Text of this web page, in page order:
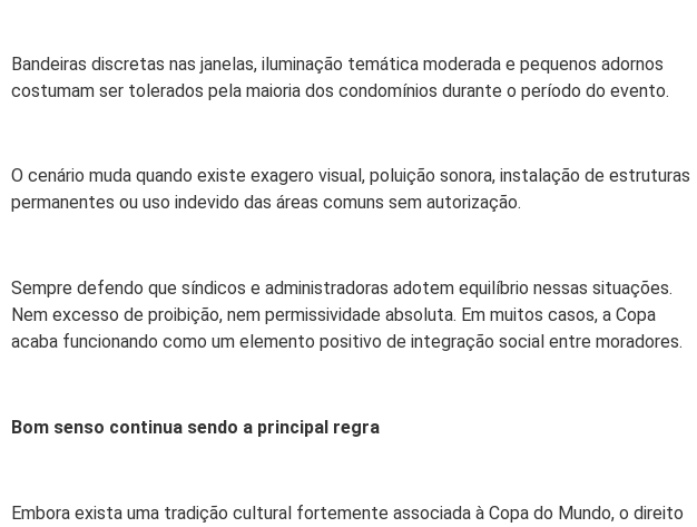
Bandeiras discretas nas janelas, iluminação temática moderada e pequenos adornos
costumam ser tolerados pela maioria dos condomínios durante o período do evento.
O cenário muda quando existe exagero visual, poluição sonora, instalação de estruturas
permanentes ou uso indevido das áreas comuns sem autorização.
Sempre defendo que síndicos e administradoras adotem equilíbrio nessas situações.
Nem excesso de proibição, nem permissividade absoluta. Em muitos casos, a Copa
acaba funcionando como um elemento positivo de integração social entre moradores.
Bom senso continua sendo a principal regra
Embora exista uma tradição cultural fortemente associada à Copa do Mundo, o direito